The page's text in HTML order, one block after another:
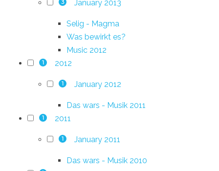
3 January 2013
Selig - Magma
Was bewirkt es?
Music 2012
1 2012
1 January 2012
Das wars - Musik 2011
1 2011
1 January 2011
Das wars - Musik 2010